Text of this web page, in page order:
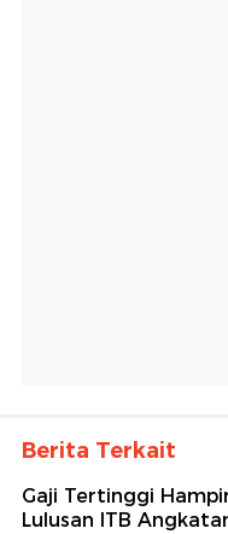
Berita Terkait
Gaji Tertinggi
Lulusan ITB